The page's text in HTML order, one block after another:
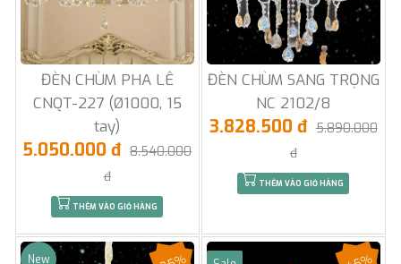
ĐÈN CHÙM PHA LÊ
CNQT-227 (Ø1000, 15
tay)
5.050.000 đ 8.540.000
đ
THÊM VÀO GIỎ HÀNG
ĐÈN CHÙM SANG TRỌNG
NC 2102/8
3.828.500 đ 5.890.000
đ
THÊM VÀO GIỎ HÀNG
New